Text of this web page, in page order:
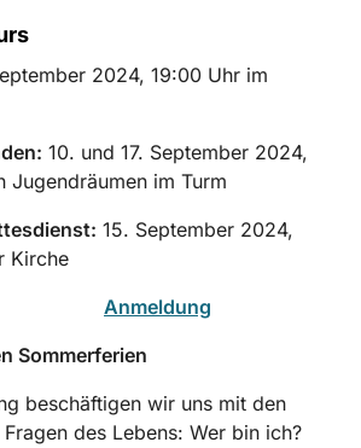
2024, 19:00 Uhr im
10. und 17. September 2024,
Jugendräumen im Turm
15. September 2024,
Kirche
Anmeldung
Sommerferien
beschäftigen wir uns mit den
des Lebens: Wer bin ich?